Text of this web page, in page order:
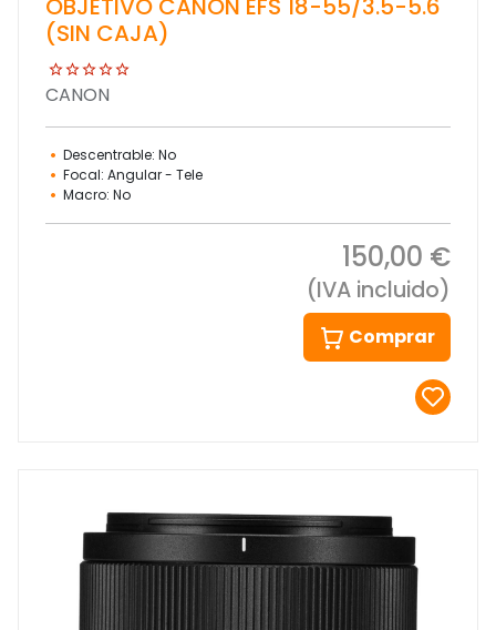
OBJETIVO CANON EFS 18-55/3.5-5.6
(SIN CAJA)
CANON
Descentrable: No
Focal: Angular - Tele
Macro: No
150,00 €
(IVA incluido)
Comprar